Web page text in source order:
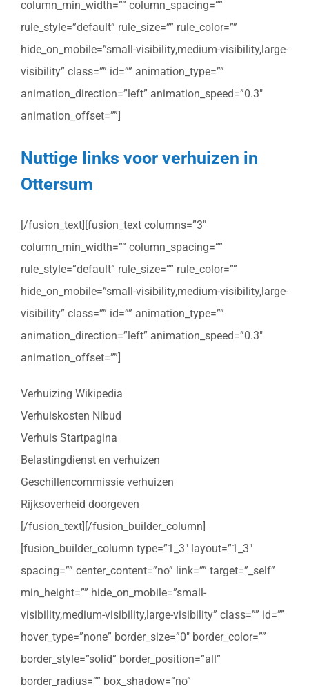
column_min_width=”” column_spacing=””
rule_style=”default” rule_size=”” rule_color=””
hide_on_mobile=”small-visibility,medium-visibility,large-
visibility” class=”” id=”” animation_type=””
animation_direction=”left” animation_speed=”0.3″
animation_offset=””]
Nuttige links voor verhuizen in
Ottersum
[/fusion_text][fusion_text columns=”3″
column_min_width=”” column_spacing=””
rule_style=”default” rule_size=”” rule_color=””
hide_on_mobile=”small-visibility,medium-visibility,large-
visibility” class=”” id=”” animation_type=””
animation_direction=”left” animation_speed=”0.3″
animation_offset=””]
Verhuizing Wikipedia
Verhuiskosten Nibud
Verhuis Startpagina
Belastingdienst en verhuizen
Geschillencommissie verhuizen
Rijksoverheid doorgeven
[/fusion_text][/fusion_builder_column]
[fusion_builder_column type=”1_3″ layout=”1_3″
spacing=”” center_content=”no” link=”” target=”_self”
min_height=”” hide_on_mobile=”small-
visibility,medium-visibility,large-visibility” class=”” id=””
hover_type=”none” border_size=”0″ border_color=””
border_style=”solid” border_position=”all”
border_radius=”” box_shadow=”no”